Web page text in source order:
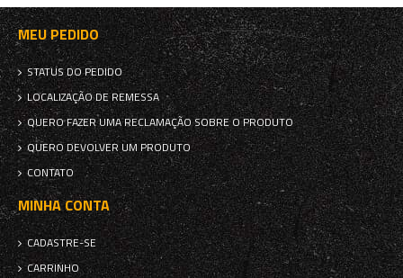
MEU PEDIDO
STATUS DO PEDIDO
LOCALIZAÇÃO DE REMESSA
QUERO FAZER UMA RECLAMAÇÃO SOBRE O PRODUTO
QUERO DEVOLVER UM PRODUTO
CONTATO
MINHA CONTA
CADASTRE-SE
CARRINHO